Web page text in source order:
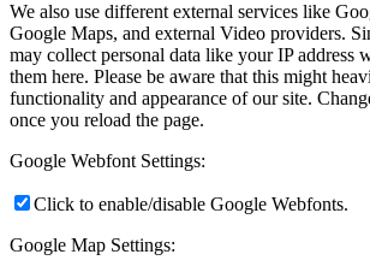
We also use different external services like
Google Maps, and external Video providers.
may collect personal data like your IP address
them here. Please be aware that this might
functionality and appearance of our site.
once you reload the page.
Google Webfont Settings:
Click to enable/disable Google Webfonts.
Google Map Settings: